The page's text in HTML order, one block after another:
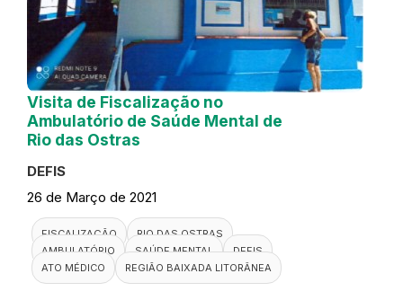
Visita de Fiscalização no
Ambulatório de Saúde Mental de
Rio das Ostras
DEFIS
26 de Março de 2021
FISCALIZAÇÃO
RIO DAS OSTRAS
AMBULATÓRIO
SAÚDE MENTAL
DEFIS
ATO MÉDICO
REGIÃO BAIXADA LITORÂNEA